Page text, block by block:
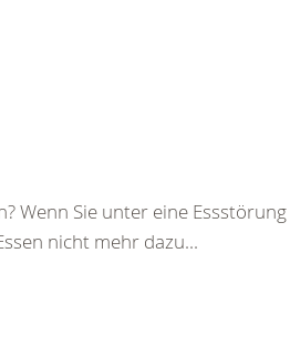
Wenn Sie unter eine Essstörung
nicht mehr dazu...